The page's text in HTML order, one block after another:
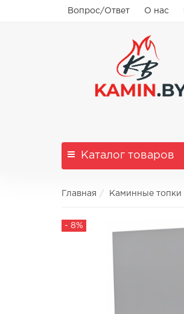
Вопрос/Ответ О нас
Каталог товаров
Главная Каминные топки
- 8%